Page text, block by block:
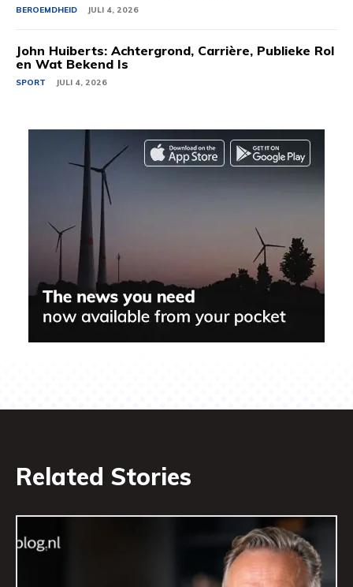
BEROEMDHEID JULI 4, 2026
John Huiberts: Achtergrond, Carrière, Publieke Rol
en Wat Bekend Is
SPORT JULI 4, 2026
Related Stories